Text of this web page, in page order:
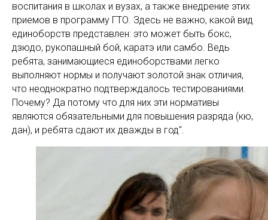
воспитания в школах и вузах, а также внедрение этих
приемов в программу ГТО. Здесь не важно, какой вид
единоборств представлен: это может быть бокс,
дзюдо, рукопашный бой, каратэ или самбо. Ведь
ребята, занимающиеся единоборствами легко
выполняют нормы и получают золотой знак отличия,
что неоднократно подтверждалось тестированиями.
Почему? Да потому что для них эти нормативы
являются обязательными для повышения разряда (кю,
дан), и ребята сдают их дважды в год".